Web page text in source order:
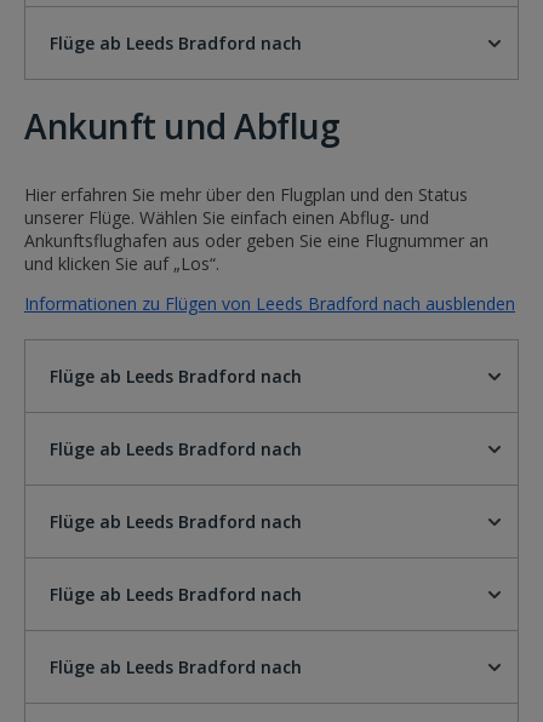
Flüge ab Leeds Bradford nach
Ankunft und Abflug
Hier erfahren Sie mehr über den Flugplan und den Status
unserer Flüge. Wählen Sie einfach einen Abflug- und
Ankunftsflughafen aus oder geben Sie eine Flugnummer an
und klicken Sie auf „Los“.
Informationen zu Flügen von Leeds Bradford nach ausblenden
Flüge ab Leeds Bradford nach
Flüge ab Leeds Bradford nach
Flüge ab Leeds Bradford nach
Flüge ab Leeds Bradford nach
Flüge ab Leeds Bradford nach